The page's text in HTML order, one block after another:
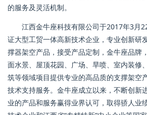
的服务及灵活机制。
江西金牛座科技有限公司于2017年3月
证大型工贸一体高新技术企业，专业创新研
撑器架空产品，接受产品定制，金牛座品牌
面水景、屋顶花园、广场、旱喷、室内装修
筑等领域项目提供专业的高品质的支撑架空
技术支持服务。金牛座成立以来，不断创新
业的产品和服务赢得业界认可，取得骄人业